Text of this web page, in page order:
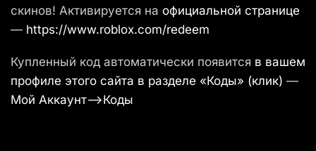
скинов! Активируется на официальной странице
— https://www.roblox.com/redeem
Купленный код автоматически появится в вашем
профиле этого сайта в разделе «Коды» (клик) —
Мой Аккаунт—>Коды